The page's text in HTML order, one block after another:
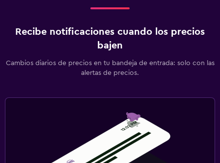
Recibe notificaciones cuando los precios
bajen
Cambios diarios de precios en tu bandeja de entrada: solo con las
alertas de precios.